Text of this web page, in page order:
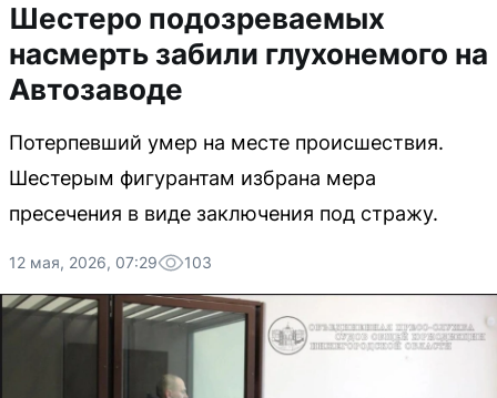
Шестеро подозреваемых
насмерть забили глухонемого на
Автозаводе
Потерпевший умер на месте происшествия.
Шестерым фигурантам избрана мера
пресечения в виде заключения под стражу.
12 мая, 2026, 07:29 103